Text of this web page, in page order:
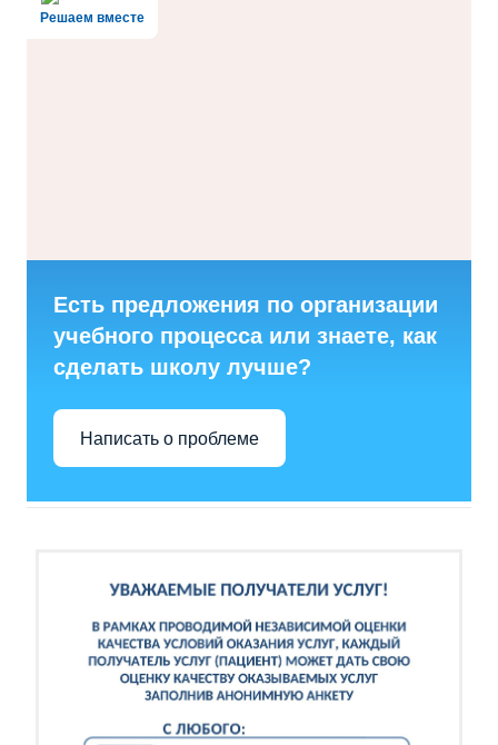
Решаем вместе
Есть предложения по организации
учебного процесса или знаете, как
сделать школу лучше?
Написать о проблеме